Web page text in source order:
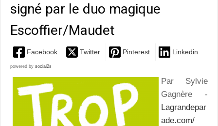
signé par le duo magique
Escoffier/Maudet
Facebook Twitter Pinterest Linkedin
powered by social2s
Par Sylvie
Gagnère -
Lagrandepar
ade.com/